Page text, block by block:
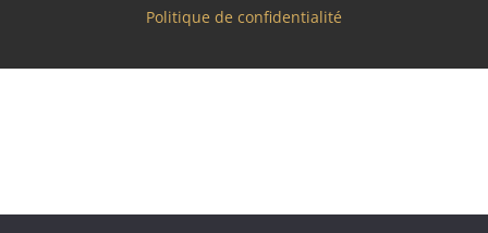
Politique de confidentialité